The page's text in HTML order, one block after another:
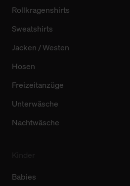
Rollkragenshirts
Sweatshirts
Jacken / Westen
Hosen
Freizeitanzüge
Unterwäsche
Nachtwäsche
Babies